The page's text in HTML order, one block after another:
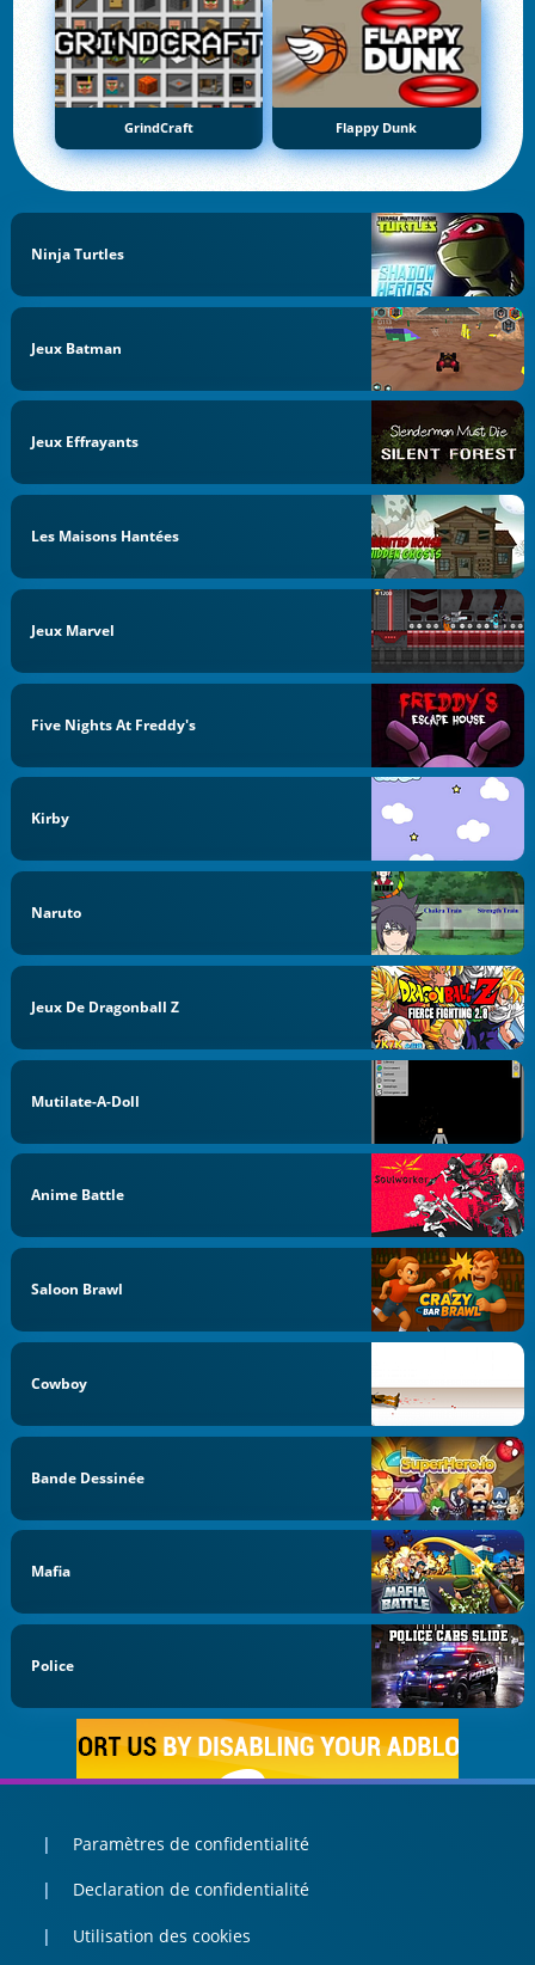
GrindCraft Flappy Dunk
Ninja Turtles
Jeux Batman
Jeux Effrayants
Les Maisons Hantées
Jeux Marvel
Five Nights At Freddy's
Kirby
Naruto
Jeux De Dragonball Z
Mutilate-A-Doll
Anime Battle
Saloon Brawl
Cowboy
Bande Dessinée
Mafia
Police
Paramètres de confidentialité
Declaration de confidentialité
Utilisation des cookies